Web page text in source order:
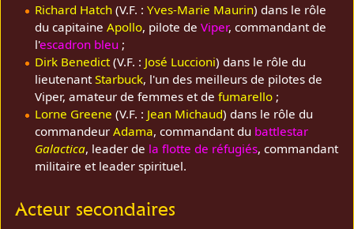
Richard Hatch(V.F. : Yves-Marie Maurin) dans le rôle
du capitaine Apollo, pilote de Viper, commandant de
l'escadron bleu ;
Dirk Benedict(V.F. : José Luccioni) dans le rôle du
lieutenant Starbuck, l'un des meilleurs de pilotes de
Viper, amateur de femmes et de fumarello;
Lorne Greene (V.F. : Jean Michaud) dans le rôle du
commandeur Adama, commandant du battlestar
Galactica, leader de la flotte de réfugiés, commandant
militaire et leader spirituel.
Acteur secondaires